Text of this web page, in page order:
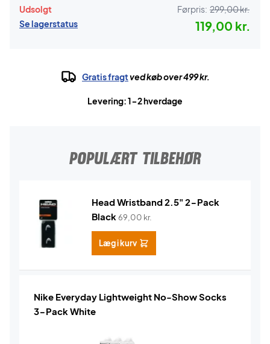
Udsolgt
Se lagerstatus
Førpris: 299,00 kr.
119,00 kr.
Gratis fragtved køb over 499 kr.
Levering: 1-2 hverdage
POPULÆRT TILBEHØR
Head Wristband 2.5" 2-Pack
Black69,00 kr.
Læg i kurv
Nike Everyday Lightweight No-Show Socks
3-Pack White